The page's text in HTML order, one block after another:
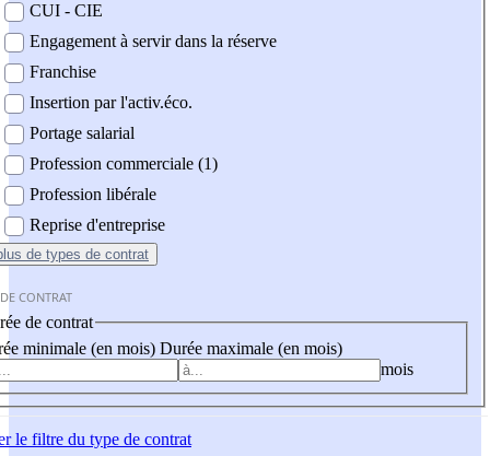
CUI - CIE
Engagement à servir dans la réserve
Franchise
Insertion par l'activ.éco.
Portage salarial
Profession commerciale (1)
Profession libérale
Reprise d'entreprise
de types de contrat
CONTRAT
de contrat
minimale (en mois) Durée maximale (en mois)
mois
le filtre du type de contrat